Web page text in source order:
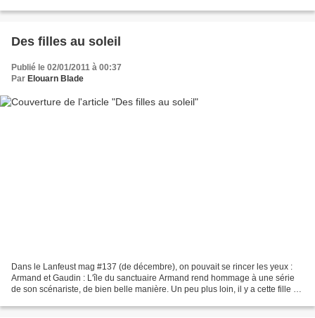
Des filles au soleil
Publié le 02/01/2011 à 00:37
Par Elouarn Blade
Dans le Lanfeust mag #137 (de décembre), on pouvait se rincer les yeux :
Armand et Gaudin : L'île du sanctuaire Armand rend hommage à une série
de son scénariste, de bien belle manière. Un peu plus loin, il y a cette fille à